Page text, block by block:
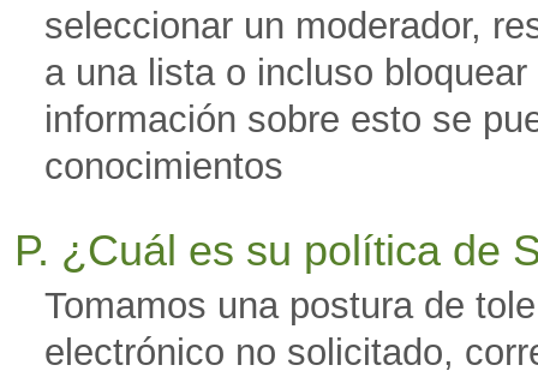
seleccionar un moderador,
a una lista o incluso
información sobre esto se
conocimientos
P. ¿Cuál es su política de
Tomamos una postura de
electrónico no solicitado,